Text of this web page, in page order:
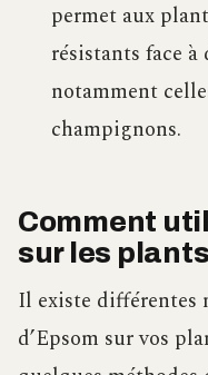
permet aux
résistants face à
notamment
champignons.
Comment
sur les
Il existe différentes
d’Epsom sur vos